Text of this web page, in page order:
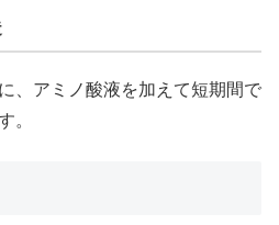
、アミノ酸液を加えて短期間で
。